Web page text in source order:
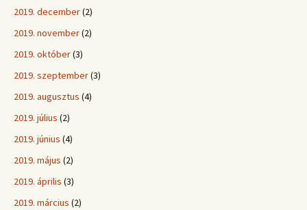
2019. december(2)
2019. november(2)
2019. október(3)
2019. szeptember(3)
2019. augusztus (4)
2019. július (2)
2019. június (4)
2019. május (2)
2019. április (3)
2019. március (2)